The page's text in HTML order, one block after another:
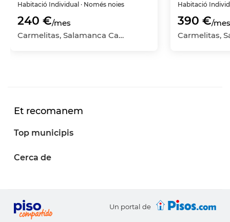
Habitació Individual · Només noies
240 €/mes
Carmelitas, Salamanca Capital, Salamanca
Habitació
390 €/mes
Et recomanem
Top municipis
Cerca de
Un portal de